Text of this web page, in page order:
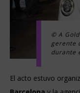
© A
gerente
durante
El acto estuvo